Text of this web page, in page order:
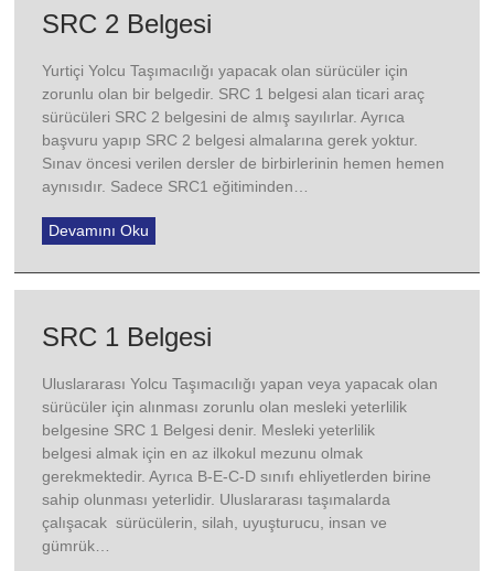
SRC 2 Belgesi
Yurtiçi Yolcu Taşımacılığı yapacak olan sürücüler için
zorunlu olan bir belgedir. SRC 1 belgesi alan ticari araç
sürücüleri SRC 2 belgesini de almış sayılırlar. Ayrıca
başvuru yapıp SRC 2 belgesi almalarına gerek yoktur.
Sınav öncesi verilen dersler de birbirlerinin hemen hemen
aynısıdır. Sadece SRC1 eğitiminden…
Devamını Oku
SRC 1 Belgesi
Uluslararası Yolcu Taşımacılığı yapan veya yapacak olan
sürücüler için alınması zorunlu olan mesleki yeterlilik
belgesine SRC 1 Belgesi denir. Mesleki yeterlilik
belgesi almak için en az ilkokul mezunu olmak
gerekmektedir. Ayrıca B-E-C-D sınıfı ehliyetlerden birine
sahip olunması yeterlidir. Uluslararası taşımalarda
çalışacak sürücülerin, silah, uyuşturucu, insan ve
gümrük…